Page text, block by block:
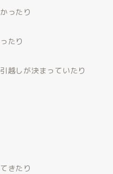
ったり
たり
越しが決まっていたり
きたり